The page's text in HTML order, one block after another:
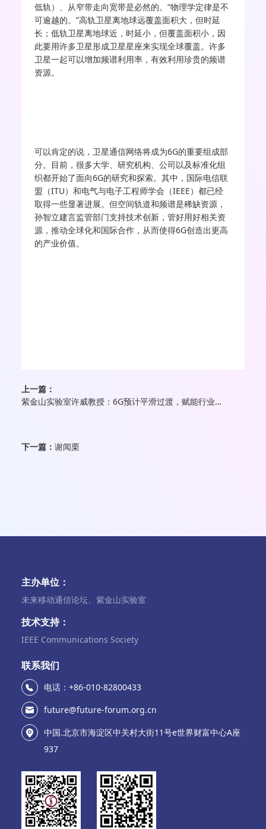
低轨）、从窄带走向宽带是必然的。“物理学定律是不
可逾越的。”高轨卫星离地球远覆盖面积大，但时延
长；低轨卫星离地球近，时延小，但覆盖面积小，因
此要用许多卫星形成卫星星座来实现全球覆盖。许多
卫星一起可以增加频谱利用率，有效利用珍贵的频谱
资源。
可以肯定的说，卫星通信网络将成为6G的重要组成部
分。目前，很多大学、研究机构、公司以及标准化组
织都开始了面向6G的研究和探索。其中，国际电信联
盟（ITU）和电气与电子工程师学会（IEEE）都已经
取得一些显著进展。但空间轨道和频谱是稀缺资源，
孙智立建言监管部门支持技术创新，管好用好相关资
源，推动全球化和国际合作，从而使得6G创造出更高
的产业价值。
上一篇：
紫金山实验室许威教授：6G预计平滑过渡，赋能行业前景看好
下一篇： 谢闻栗
主办单位：
未来移动通信论坛、紫金山实验室
技术支持：
IEEE Communications Society
联系我们
电话：+86-010-82800433
future@future-forum.org.cn
中国.北京市海淀区中关村大街11号e世界财富中心A座
937